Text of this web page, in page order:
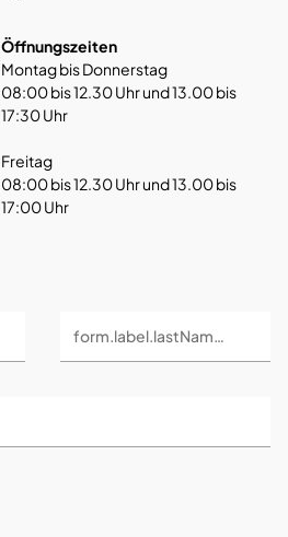
Öffnungszeiten
Montag bis Donnerstag
08:00 bis 12.30 Uhr und 13.00 bis
17:30 Uhr
Freitag
08:00 bis 12.30 Uhr und 13.00 bis
17:00 Uhr
form.label.lastName *